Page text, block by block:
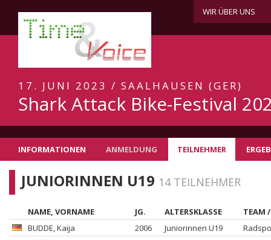
WIR ÜBER UNS
17. JUNI 2023 / SAALHAUSEN (GER)
Shark Attack Bike-Festival
INFORMATIONEN ANMELDUNG TEILNEHMER
JUNIORINNEN U19 14 TEILNEHMER
NAME, VORNAME JG. ALTERSKLASSE
TEAM /
BUDDE, Kaija 2006 Juniorinnen U19